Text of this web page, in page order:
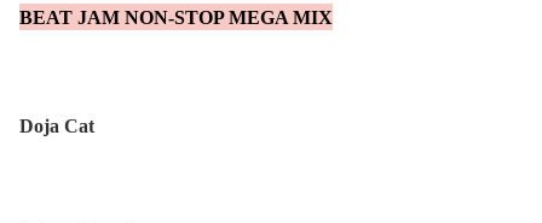
BEAT JAM NON-STOP MEGA MIX
Doja Cat